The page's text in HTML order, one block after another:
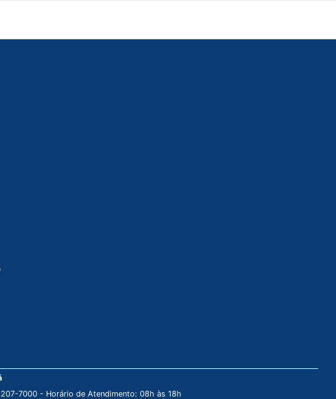
7000 - Horário de Atendimento: 08h às 18h